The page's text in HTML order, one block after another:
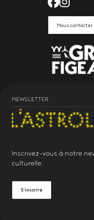
Nous contacter
NEWSLETTER
Inscrivez-vous à notre
culturelle.
S'inscrire